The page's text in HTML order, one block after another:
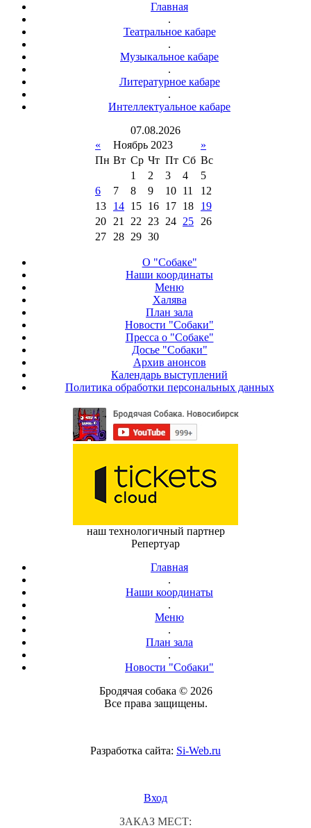
Главная
.
Театральное кабаре
.
Музыкальное кабаре
.
Литературное кабаре
.
Интеллектуальное кабаре
07.08.2026
«
Ноябрь 2023
»
Пн Вт Ср Чт Пт Сб Вс
1
2 3 4
5
6
7 8 9 10 11
12
13
14 15 16 17 18
19
20
21 22 23 24 25
26
27
28 29 30
О "Собаке"
Наши координаты
Меню
Халява
План зала
Новости "Собаки"
Пресса о "Собаке"
Досье "Собаки"
Архив анонсов
Календарь выступлений
Политика обработки персональных данных
наш технологичный партнер
Репертуар
Главная
.
Наши координаты
.
Меню
.
План зала
.
Новости "Собаки"
Бродячая собака © 2026
Все права защищены.
Разработка сайта: Si-Web.ru
Вход
ЗАКАЗ МЕСТ: